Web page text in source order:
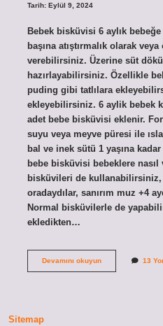
Tarih: Eylül 9, 2024
Bebek bisküvisi 6 aylık
başına atıştırmalık olarak
verebilirsiniz. Üzerine süt
hazırlayabilirsiniz. Özellikle
puding gibi tatlılara
ekleyebilirsiniz. 6 aylik bebek
adet bebe bisküvisi eklenir.
suyu veya meyve püresi ile
bal ve inek sütü 1 yaşına
bebe bisküvisi bebeklere
bisküvileri de kullanabilirsiniz,
oradaydılar, sanırım muz +4
Normal bisküvilerle de
ekledikten…
Devamını okuyun6
13
Sitemap